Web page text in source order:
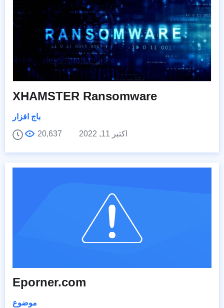
XHAMSTER Ransomware
باج افزار
اکتبر 11, 2022
20,637
Eporner.com
موضوع